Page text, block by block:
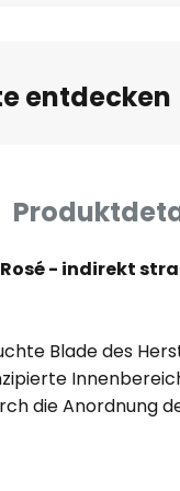
entdecken
- indirekt
Blade des
die Anordnung
indirekte